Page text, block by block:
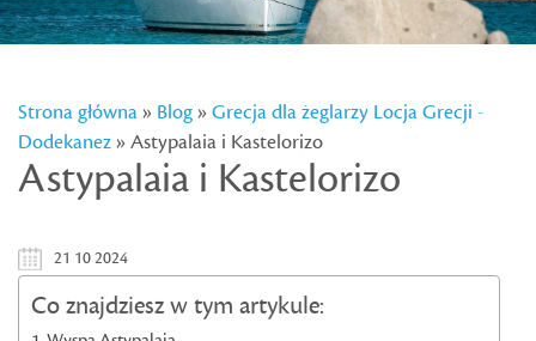
Strona główna» Blog»Grecja dla żeglarzy Locja Grecji -
Dodekanez» Astypalaia i Kastelorizo
Astypalaia i Kastelorizo
21 10 2024
Co znajdziesz w tym artykule: